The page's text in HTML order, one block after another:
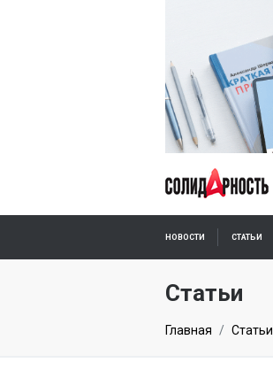
НОВОСТИ СТАТЬИ
Статьи
Главная Статьи